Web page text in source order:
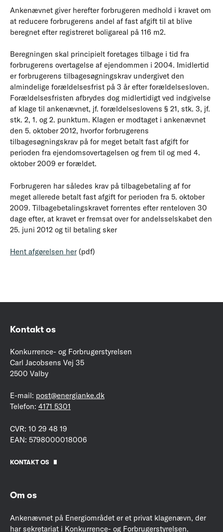
Ankenævnet giver herefter forbrugeren medhold i kravet om
at reducere forbrugerens andel af fast afgift til at blive
beregnet efter registreret boligareal på 116 m2.
Beregningen skal principielt foretages tilbage i tid fra
forbrugerens overtagelse af ejendommen i 2004. Imidlertid
er forbrugerens tilbagesøgningskrav undergivet den
almindelige forældelsesfrist på 3 år efter forældelsesloven.
Forældelsesfristen afbrydes dog midlertidigt ved indgivelse
af klage til ankenævnet, jf. forældelseslovens § 21, stk. 3, jf.
stk. 2, 1. og 2. punktum. Klagen er modtaget i ankenævnet
den 5. oktober 2012, hvorfor forbrugerens
tilbagesøgningskrav på for meget betalt fast afgift for
perioden fra ejendomsovertagelsen og frem til og med 4.
oktober 2009 er forældet.
Forbrugeren har således krav på tilbagebetaling af for
meget allerede betalt fast afgift for perioden fra 5. oktober
2009. Tilbagebetalingskravet forrentes efter renteloven 30
dage efter, at kravet er fremsat over for andelsselskabet den
25. juni 2012 og til betaling sker
Hent afgørelsen her (pdf)
Kontakt os
Konkurrence- og Forbrugerstyrelsen
Carl Jacobsens Vej 35
2500 Valby
E-mail: post@energianke.dk
Telefon: 4171 5301
CVR: 10 29 48 19
EAN: 5798000018006
KONTAKT OS
Om os
Ankenævnet på Energiområdet er et privat klagenævn, der
har sekretariat i Konkurrence- og Forbrugerstyrelsen.